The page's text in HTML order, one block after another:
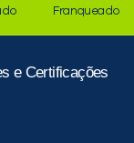
Franqueado
e Certificações